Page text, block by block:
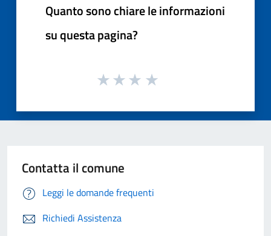
Quanto sono chiare le informazioni
su questa pagina?
Contatta il comune
Leggi le domande frequenti
Richiedi Assistenza